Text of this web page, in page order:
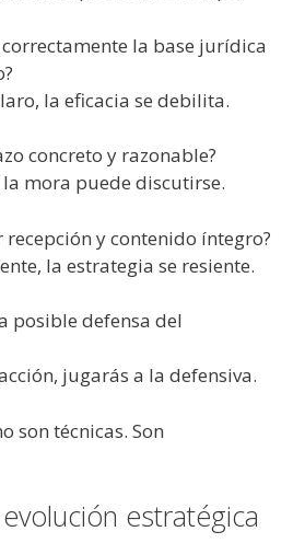
la base jurídica
la eficacia se debilita.
concreto y razonable?
mora puede discutirse.
recepción y contenido íntegro?
la estrategia se resiente.
posible defensa del
jugarás a la defensiva.
son técnicas. Son
estratégica